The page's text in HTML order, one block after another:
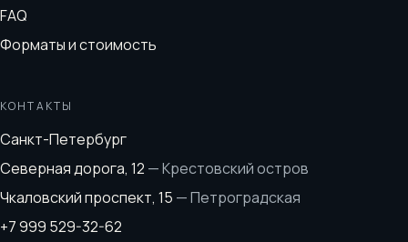
FAQ
Форматы и стоимость
КОНТАКТЫ
Санкт-Петербург
Северная дорога, 12 —Крестовский остров
Чкаловский проспект, 15 —Петроградская
+7 999 529-32-62